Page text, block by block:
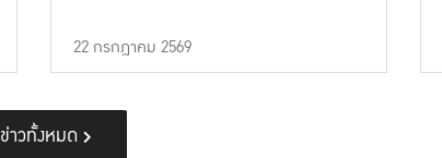
22 กรกฎาคม 2569
ข่าวทั้งหมด